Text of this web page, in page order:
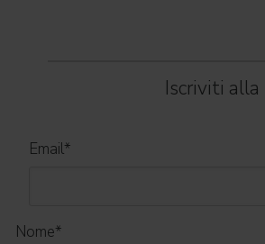
Iscriviti alla
Email*
Nome*